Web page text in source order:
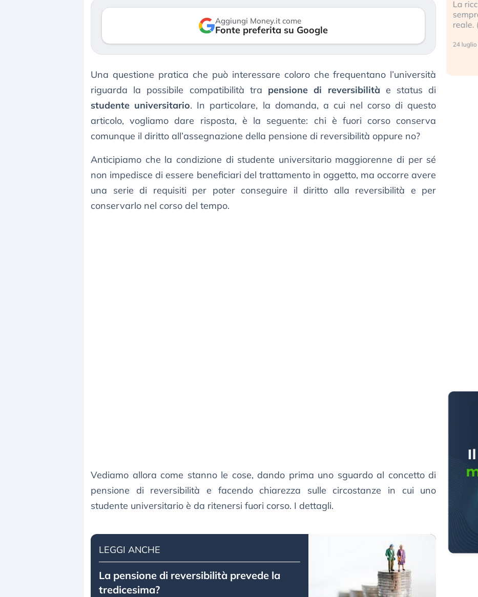
Aggiungi Money.it come
Fonte preferita su Google
Una questione pratica che può interessare coloro che frequentano l’università
riguarda la possibile compatibilità tra pensione di reversibilità e status di
studente universitario. In particolare, la domanda, a cui nel corso di questo
articolo, vogliamo dare risposta, è la seguente: chi è fuori corso conserva
comunque il diritto all’assegnazione della pensione di reversibilità oppure no?
Anticipiamo che la condizione di studente universitario maggiorenne di per sé
non impedisce di essere beneficiari del trattamento in oggetto, ma occorre avere
una serie di requisiti per poter conseguire il diritto alla reversibilità e per
conservarlo nel corso del tempo.
Vediamo allora come stanno le cose, dando prima uno sguardo al concetto di
pensione di reversibilità e facendo chiarezza sulle circostanze in cui uno
studente universitario è da ritenersi fuori corso. I dettagli.
LEGGI ANCHE
La pensione di reversibilità prevede la
tredicesima?
3 agosto 2026
Kospi, mentre gli investitori retail (…)
30 luglio 2026
La
reale.
24